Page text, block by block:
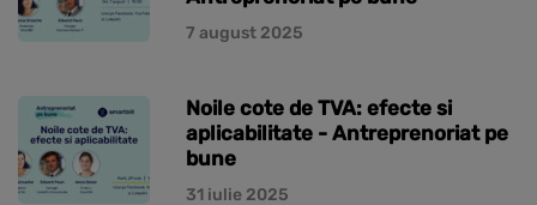
7 august 2025
Noile cote de TVA: efecte si
aplicabilitate - Antreprenoriat pe
bune
31 iulie 2025